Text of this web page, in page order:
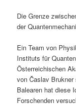
Die Grenze
der
Ein Team von
Instituts für
Österreichischen
von Časlav
Balearen hat diese
Forschenden